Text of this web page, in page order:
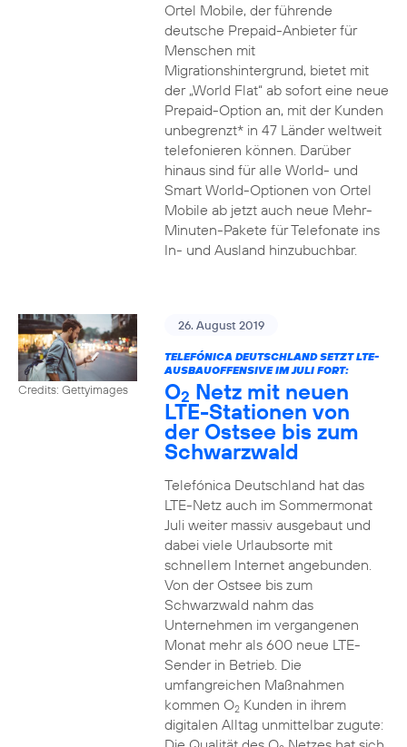
Ortel Mobile, der führende
deutsche Prepaid-Anbieter für
Menschen mit
Migrationshintergrund, bietet mit
der „World Flat“ ab sofort eine neue
Prepaid-Option an, mit der Kunden
unbegrenzt* in 47 Länder weltweit
telefonieren können. Darüber
hinaus sind für alle World- und
Smart World-Optionen von Ortel
Mobile ab jetzt auch neue Mehr-
Minuten-Pakete für Telefonate ins
In- und Ausland hinzubuchbar.
Credits: Gettyimages
26. August 2019
TELEFÓNICA DEUTSCHLAND SETZT LTE-
AUSBAUOFFENSIVE IM JULI FORT:
O2 Netz mit neuen
LTE-Stationen von
der Ostsee bis zum
Schwarzwald
Telefónica Deutschland hat das
LTE-Netz auch im Sommermonat
Juli weiter massiv ausgebaut und
dabei viele Urlaubsorte mit
schnellem Internet angebunden.
Von der Ostsee bis zum
Schwarzwald nahm das
Unternehmen im vergangenen
Monat mehr als 600 neue LTE-
Sender in Betrieb. Die
umfangreichen Maßnahmen
kommen O2Kunden in ihrem
digitalen Alltag unmittelbar zugute: